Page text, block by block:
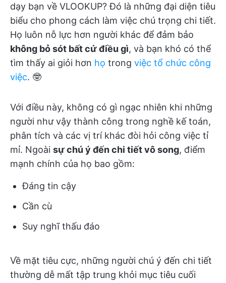
dạy bạn về VLOOKUP? Đó là những đại diện tiêu
biểu cho phong cách làm việc chú trọng chi tiết.
Họ luôn nỗ lực hơn người khác để đảm bảo
không bỏ sót bất cứ điều gì, và bạn khó có thể
tìm thấy ai giỏi hơn họ trong việc tổ chức công
việc. 🤓
Với điều này, không có gì ngạc nhiên khi những
người như vậy thành công trong nghề kế toán,
phân tích và các vị trí khác đòi hỏi công việc tỉ
mỉ. Ngoài sự chú ý đến chi tiết vô song, điểm
mạnh chính của họ bao gồm:
Đáng tin cậy
Cần cù
Suy nghĩ thấu đáo
Về mặt tiêu cực, những người chú ý đến chi tiết
thường dễ mất tập trung khỏi mục tiêu cuối